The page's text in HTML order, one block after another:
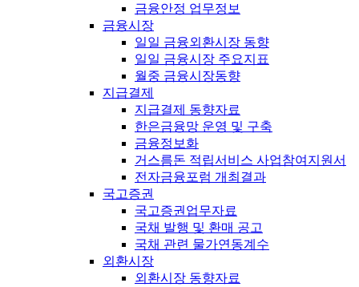
금융안정 업무정보
금융시장
일일 금융외환시장 동향
일일 금융시장 주요지표
월중 금융시장동향
지급결제
지급결제 동향자료
한은금융망 운영 및 구축
금융정보화
거스름돈 적립서비스 사업참여지원서
전자금융포럼 개최결과
국고증권
국고증권업무자료
국채 발행 및 환매 공고
국채 관련 물가연동계수
외환시장
외환시장 동향자료